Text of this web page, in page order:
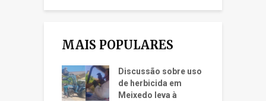
MAIS POPULARES
Discussão sobre uso
de herbicida em
Meixedo leva à